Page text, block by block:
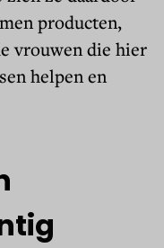
producten,
vrouwen die hier
helpen en